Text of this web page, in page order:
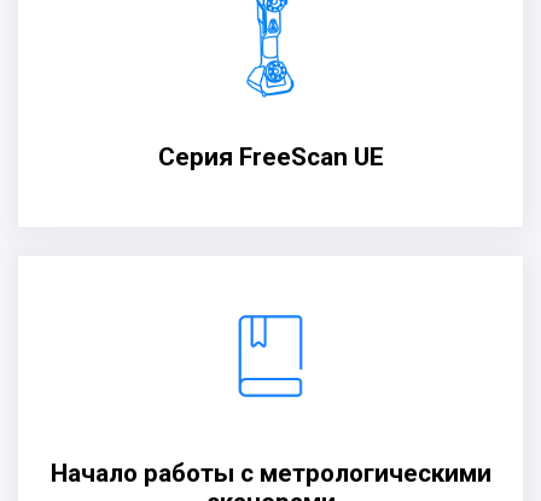
Серия FreeScan UE
Начало работы с метрологическими